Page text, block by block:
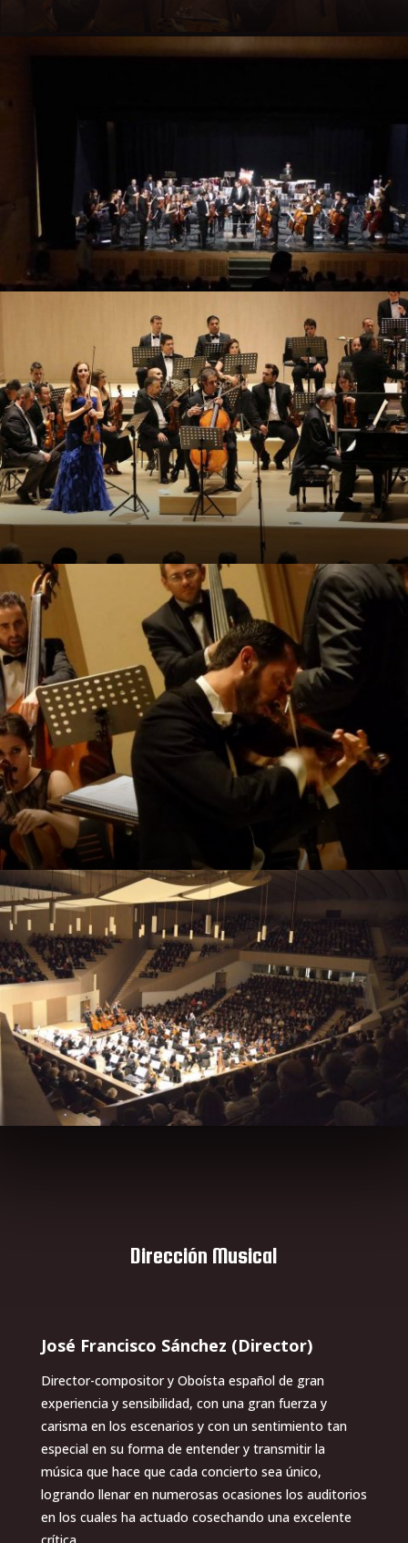
Dirección Musical
José Francisco Sánchez (Director)
Director-compositor y Oboísta español de gran
experiencia y sensibilidad, con una gran fuerza y
carisma en los escenarios y con un sentimiento tan
especial en su forma de entender y transmitir la
música que hace que cada concierto sea único,
logrando llenar en numerosas ocasiones los auditorios
en los cuales ha actuado cosechando una excelente